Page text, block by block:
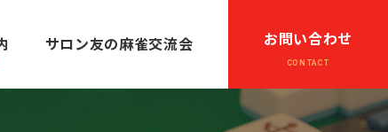
サロン友の麻雀交流会 お問い合わせ